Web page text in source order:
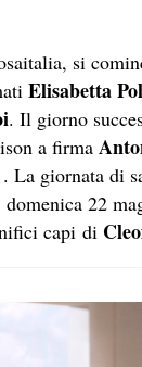
si
Elisabetta
. Il giorno
a firma
. La giornata di
22
capi di